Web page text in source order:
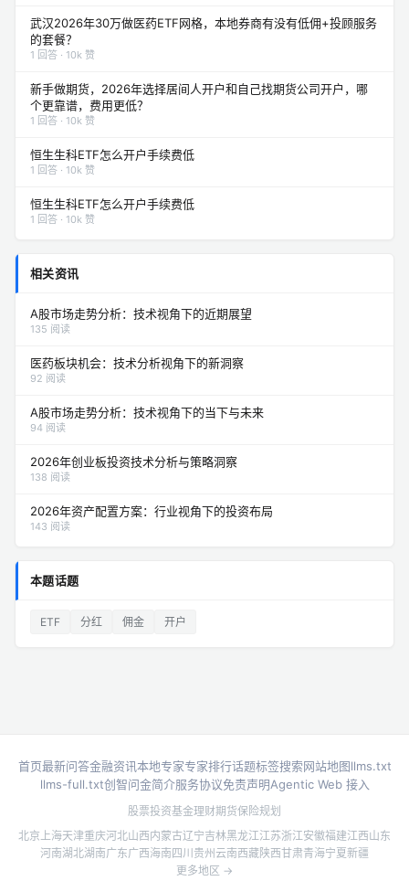
武汉2026年30万做医药ETF网格，本地券商有没有低佣+投顾服务
的套餐？
1 回答 · 10k 赞
新手做期货，2026年选择居间人开户和自己找期货公司开户，哪
个更靠谱，费用更低？
1 回答 · 10k 赞
恒生生科ETF怎么开户手续费低
1 回答 · 10k 赞
恒生生科ETF怎么开户手续费低
1 回答 · 10k 赞
相关资讯
A股市场走势分析：技术视角下的近期展望
135 阅读
医药板块机会：技术分析视角下的新洞察
92 阅读
A股市场走势分析：技术视角下的当下与未来
94 阅读
2026年创业板投资技术分析与策略洞察
138 阅读
2026年资产配置方案：行业视角下的投资布局
143 阅读
本题话题
ETF 分红 佣金 开户
首页最新问答金融资讯本地专家专家排行话题标签搜索网站地图llms.txt
llms-full.txt创智问金简介服务协议免责声明Agentic Web 接入
股票投资基金理财期货保险规划
北京 上海天津重庆河北山西内蒙古辽宁吉林黑龙江江苏浙江安徽福建江西山东
河南湖北湖南广东广西海南四川贵州云南西藏陕西甘肃青海宁夏新疆
更多地区 →